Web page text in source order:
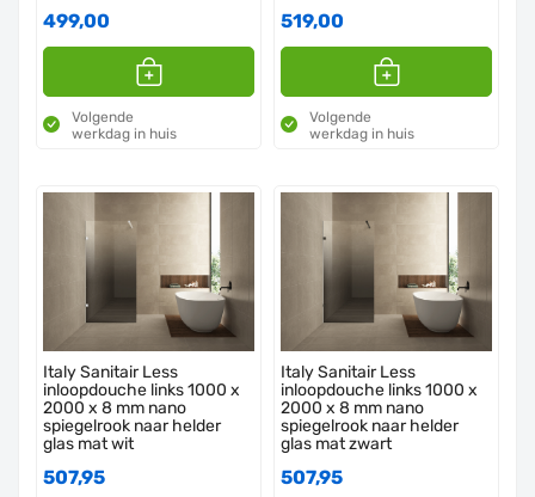
499,00
Volgende
werkdag in huis
519,00
Volgende
werkdag in huis
Italy Sanitair Less
inloopdouche links 1000 x
2000 x 8 mm nano
spiegelrook naar helder
glas mat wit
507,95
Italy Sanitair Less
inloopdouche links 1000 x
2000 x 8 mm nano
spiegelrook naar helder
glas mat zwart
507,95